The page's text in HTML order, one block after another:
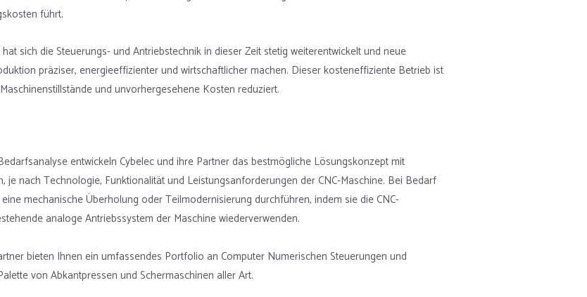
führt.
sich die Steuerungs- und Antriebstechnik in dieser Zeit stetig weiterentwickelt und neue
präziser, energieeffizienter und wirtschaftlicher machen. Dieser kosteneffiziente Betrieb ist
und unvorhergesehene Kosten reduziert.
entwickeln Cybelec und ihre Partner das bestmögliche Lösungskonzept mit
je nach Technologie, Funktionalität und Leistungsanforderungen der CNC-Maschine. Bei Bedarf
mechanische Überholung oder Teilmodernisierung durchführen, indem sie die CNC-
analoge Antriebssystem der Maschine wiederverwenden.
bieten Ihnen ein umfassendes Portfolio an Computer Numerischen Steuerungen und
von Abkantpressen und Schermaschinen aller Art.